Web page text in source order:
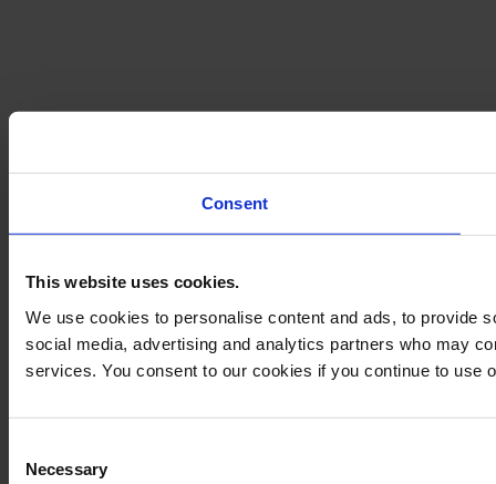
Consent
This website uses cookies.
We use cookies to personalise content and ads, to provide
social media, advertising and analytics partners who may
services. You consent to our cookies if you continue to use
Selection
Necessary